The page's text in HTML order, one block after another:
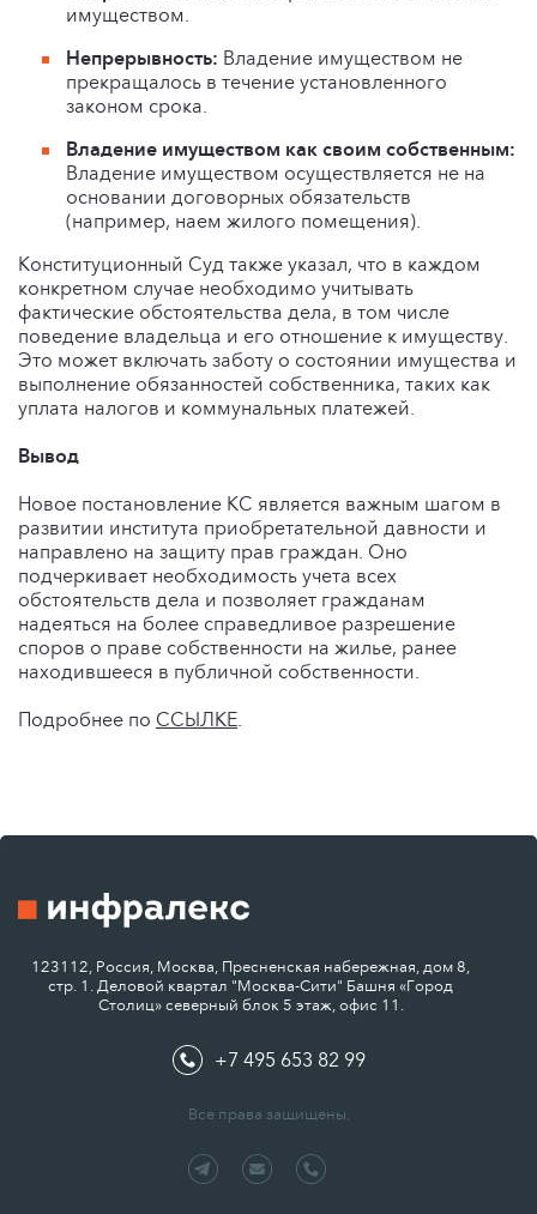
имуществом.
Непрерывность: Владение имуществом не
прекращалось в течение установленного
законом срока.
Владение имуществом как своим собственным:
Владение имуществом осуществляется не на
основании договорных обязательств
(например, наем жилого помещения).
Конституционный Суд также указал, что в каждом
конкретном случае необходимо учитывать
фактические обстоятельства дела, в том числе
поведение владельца и его отношение к имуществу.
Это может включать заботу о состоянии имущества и
выполнение обязанностей собственника, таких как
уплата налогов и коммунальных платежей.
Вывод
Новое постановление КС является важным шагом в
развитии института приобретательной давности и
направлено на защиту прав граждан. Оно
подчеркивает необходимость учета всех
обстоятельств дела и позволяет гражданам
надеяться на более справедливое разрешение
споров о праве собственности на жилье, ранее
находившееся в публичной собственности.
Подробнее по ССЫЛКЕ.
123112, Россия, Москва, Пресненская набережная, дом 8,
стр. 1. Деловой квартал "Москва-Сити" Башня «Город
Столиц» северный блок 5 этаж, офис 11.
+7 495 653 82 99
Все права защищены.